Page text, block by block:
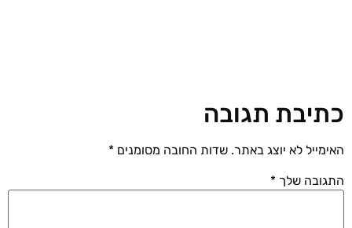
כתיבת תגובה
האימייל לא יוצג באתר. שדות החובה מסומנים *
התגובה שלך *